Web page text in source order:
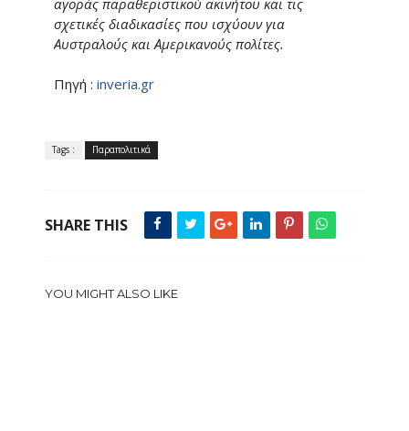
σχετικές διαδικασίες που ισχύουν για
Αυστραλούς και Αμερικανούς πολίτες.
Πηγή : inveria.gr
Tags : Παραπολιτικά
SHARE THIS
YOU MIGHT ALSO LIKE